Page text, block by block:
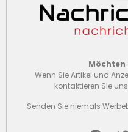
Möchten
Wenn Sie Artikel und
kontaktieren Sie
Senden Sie niemals